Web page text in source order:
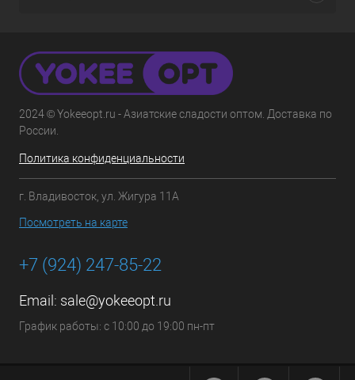
2024 © Yokeeopt.ru - Азиатские сладости оптом. Доставка по
России.
Политика конфиденциальности
г. Владивосток, ул. Жигура 11А
Посмотреть на карте
+7 (924) 247-85-22
Email: sale@yokeeopt.ru
График работы: с 10:00 до 19:00 пн-пт